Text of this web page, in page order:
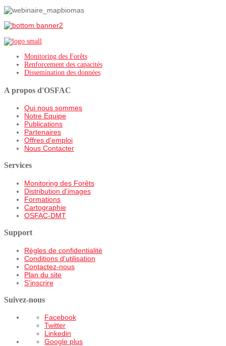
Monitoring des Forêts
Renforcement des capacités
Dissemination des données
A propos d'OSFAC
Qui nous sommes
Notre Equipe
Publications
Partenaires
Offres d'emploi
Nous Contacter
Services
Monitoring des Forêts
Distribution d'images
Formations
Cartographie
OSFAC-DMT
Support
Règles de confidentialité
Conditions d'utilisation
Contactez-nous
Plan du site
S'inscrire
Suivez-nous
Facebook
Twitter
Linkedin
Google plus